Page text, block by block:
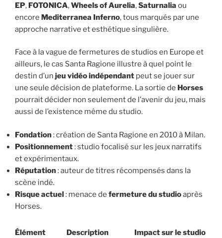
EP, FOTONICA,Wheels of Aurelia,Saturnalia ou
encore Mediterranea Inferno, tous marqués par une
approche narrative et esthétique singulière.
Face à la vague de fermetures de studios en Europe et
ailleurs, le cas Santa Ragione illustre à quel point le
destin d’un jeu vidéo indépendant peut se jouer sur
une seule décision de plateforme. La sortie de Horses
pourrait décider non seulement de l’avenir du jeu, mais
aussi de l’existence même du studio.
Fondation: création de Santa Ragione en 2010 à Milan.
Positionnement: studio focalisé sur les jeux narratifs
et expérimentaux.
Réputation: auteur de titres récompensés dans la
scène indé.
Risque actuel: menace de fermeture du studioaprès
Horses.
Élément Description Impact sur le studio